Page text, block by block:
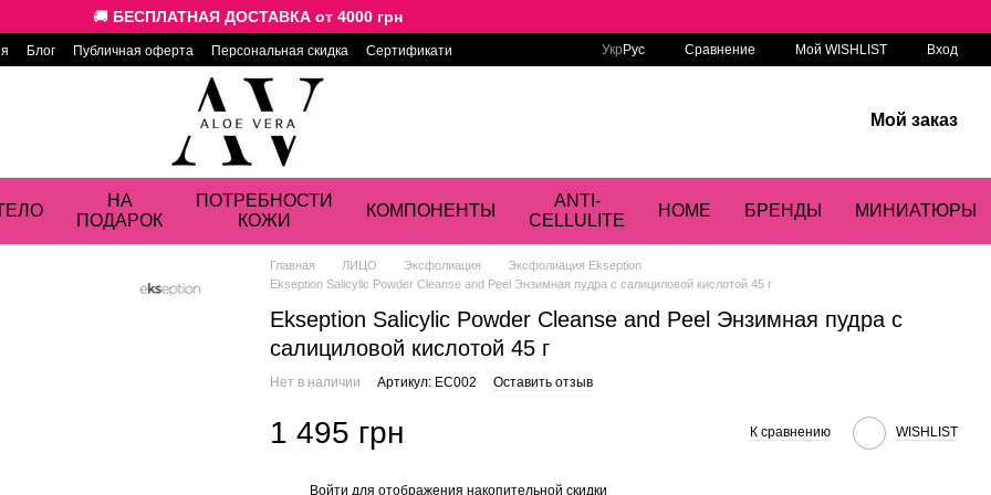
🚚 БЕСПЛАТНАЯ ДОСТАВКА от 4000 грн
Блог Публичная оферта Персональная скидка Сертификати Укр Рус Сравнение Мой WISHLIST Вход
Мой заказ
НА
ПОДАРОК
ПОТРЕБНОСТИ
КОЖИ
КОМПОНЕНТЫ
ANTI-
CELLULITE
HOME БРЕНДЫ МИНИАТЮРЫ
Главная ЛИЦО Эксфолиация
Эксфолиация Ekseption
Ekseption Salicylic Powder Cleanse and Peel Энзимная пудра с салициловой кислотой 45 г
Ekseption Salicylic Powder Cleanse and Peel Энзимная пудра с
салициловой кислотой 45 г
Нет в наличии Артикул: EC002 Оставить отзыв
1 495 грн К сравнению WISHLIST
Войти для отображения накопительной скидки